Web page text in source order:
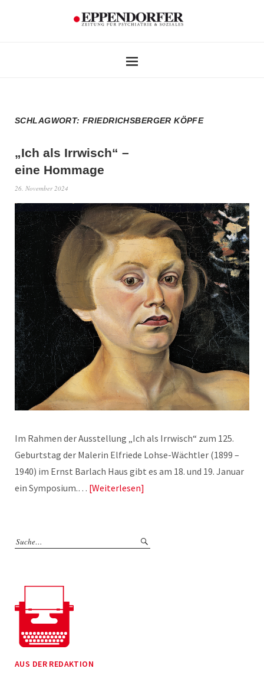
SCHLAGWORT:FRIEDRICHSBERGER KÖPFE
„Ich als Irrwisch“ –
eine Hommage
26. November 2024
Im Rahmen der Ausstellung „Ich als Irrwisch“ zum 125.
Geburtstag der Malerin Elfriede Lohse-Wächtler (1899 –
1940) im Ernst Barlach Haus gibt es am 18. und 19. Januar
ein Symposium.… Weiterlesen
AUS DER REDAKTION